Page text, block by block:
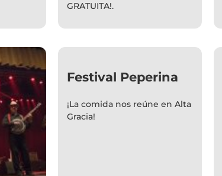
GRATUITA!.
Festival Peperina
¡La comida nos reúne en Alta
Gracia!